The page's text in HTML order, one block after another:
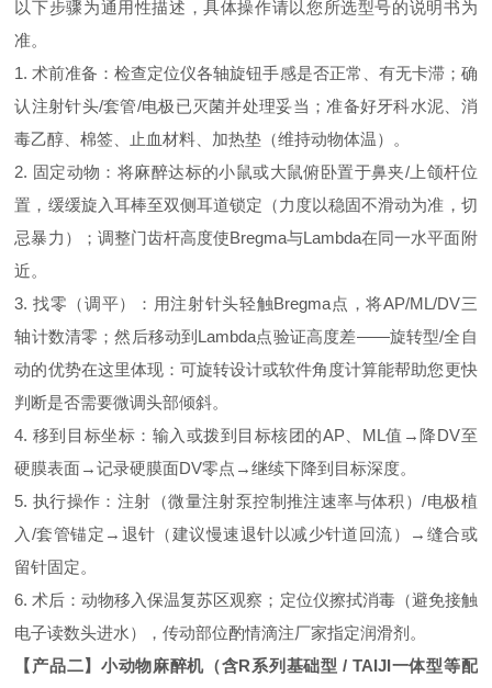
以下步骤为通用性描述，具体操作请以您所选型号的说明书为
准。
1. 术前准备：检查定位仪各轴旋钮手感是否正常、有无卡滞；确
认注射针头/套管/电极已灭菌并处理妥当；准备好牙科水泥、消
毒乙醇、棉签、止血材料、加热垫（维持动物体温）。
2. 固定动物：将麻醉达标的小鼠或大鼠俯卧置于鼻夹/上颌杆位
置，缓缓旋入耳棒至双侧耳道锁定（力度以稳固不滑动为准，切
忌暴力）；调整门齿杆高度使Bregma与Lambda在同一水平面附
近。
3. 找零（调平）：用注射针头轻触Bregma点，将AP/ML/DV三
轴计数清零；然后移动到Lambda点验证高度差——旋转型/全自
动的优势在这里体现：可旋转设计或软件角度计算能帮助您更快
判断是否需要微调头部倾斜。
4. 移到目标坐标：输入或拨到目标核团的AP、ML值→降DV至
硬膜表面→记录硬膜面DV零点→继续下降到目标深度。
5. 执行操作：注射（微量注射泵控制推注速率与体积）/电极植
入/套管锚定→退针（建议慢速退针以减少针道回流）→缝合或
留针固定。
6. 术后：动物移入保温复苏区观察；定位仪擦拭消毒（避免接触
电子读数头进水），传动部位酌情滴注厂家指定润滑剂。
【产品二】小动物麻醉机（含R系列基础型 / TAIJI一体型等配